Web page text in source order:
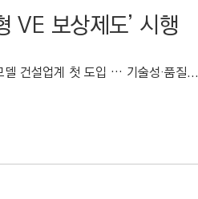
VE 보상제도’ 시행
건설업계 첫 도입 … 기술성·품질...